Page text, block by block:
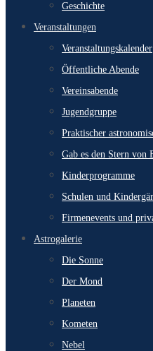
Geschichte
Veranstaltungen
Veranstaltungskalender
Öffentliche Abende
Vereinsabende
Jugendgruppe
Praktischer
Gab es den Stern von
Kinderprogramme
Schulen und
Firmenevents und
Astrogalerie
Die Sonne
Der Mond
Planeten
Kometen
Nebel